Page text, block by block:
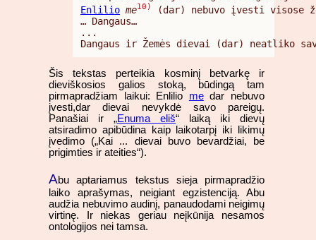
Enlilio me10)
(dar) nebuvo įvesti visose
… Dangaus…
...
Dangaus ir Žemės dievai (dar) neatliko
Šis tekstas perteikia kosminį betvarkę ir
dieviškosios galios stoką, būdingą tam
pirmapradžiam laikui: Enlilio medar nebuvo
įvesti,dar dievai nevykdė savo pareigų.
Panašiai ir „Enuma eliš“ laiką iki dievų
atsiradimo apibūdina kaip laikotarpį iki likimų
įvedimo („Kai ... dievai buvo bevardžiai, be
prigimties ir ateities“).
Abu aptariamus tekstus sieja pirmapradžio
laiko aprašymas, neigiant egzistenciją. Abu
audžia nebuvimo audinį, panaudodami neigimų
virtinę. Ir niekas geriau neįkūnija nesamos
ontologijos nei tamsa.